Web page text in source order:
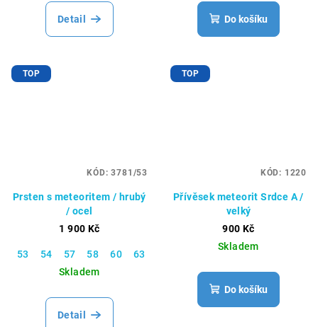
Detail Do košíku
TOP
Prsten s meteoritem / hrubý
/ ocel
1 900 Kč
53 54 57 58 60 63
Skladem
Detail
KÓD:3781/53
TOP
Přívěsek meteorit Srdce A /
velký
900 Kč
Skladem
Do košíku
KÓD: 1220